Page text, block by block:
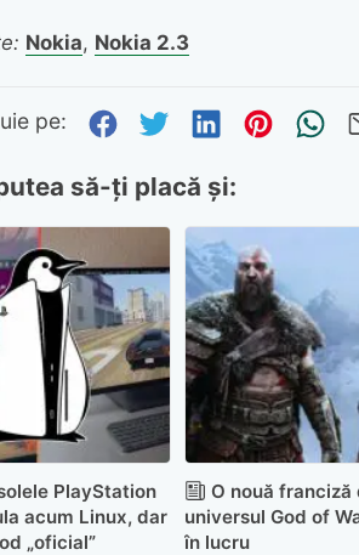
Nokia, Nokia 2.3
pe: Distribuie pe
Distribuie pe
să-ți placă și:
PlayStation
acum Linux, dar
„oficial”
O nouă franciză
universul God of
în lucru